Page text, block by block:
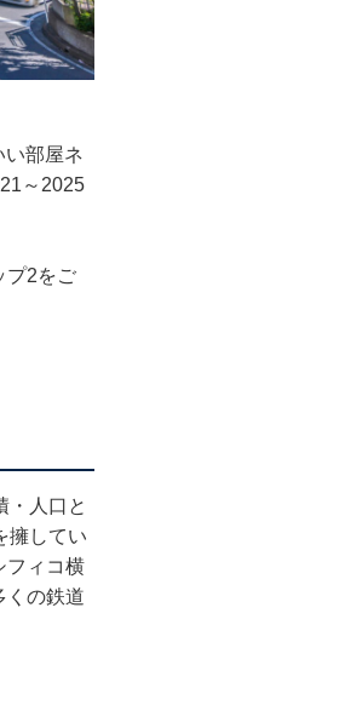
い部屋ネ
～2025
プ2をご
・人口と
擁してい
フィコ横
くの鉄道